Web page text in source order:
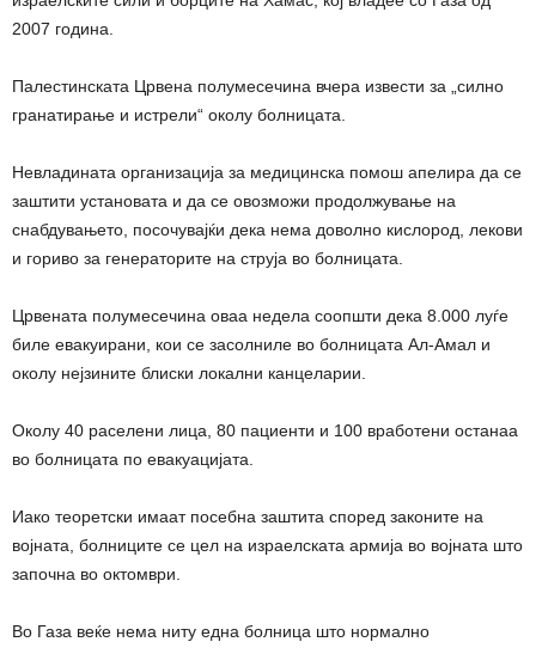
2007 година.
Палестинската Црвена полумесечина вчера извести за „силно
гранатирање и истрели“ околу болницата.
Невладината организација за медицинска помош апелира да се
заштити установата и да се овозможи продолжување на
снабдувањето, посочувајќи дека нема доволно кислород, лекови
и гориво за генераторите на струја во болницата.
Црвената полумесечина оваа недела соопшти дека 8.000 луѓе
биле евакуирани, кои се засолниле во болницата Ал-Амал и
околу нејзините блиски локални канцеларии.
Околу 40 раселени лица, 80 пациенти и 100 вработени останаа
во болницата по евакуацијата.
Иако теоретски имаат посебна заштита според законите на
војната, болниците се цел на израелската армија во војната што
започна во октомври.
Во Газа веќе нема ниту една болница што нормално